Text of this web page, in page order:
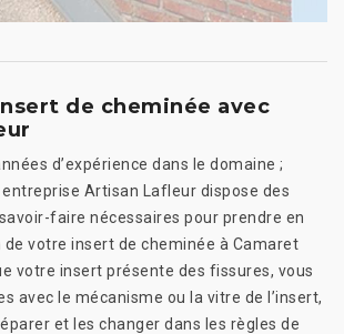
de cheminée avec
d’expérience dans le domaine ;
Artisan Lafleur dispose des
faire nécessaires pour prendre en
votre insert de cheminée à Camaret
votre insert présente des fissures, vous
avec le mécanisme ou la vitre de l’insert,
et les changer dans les règles de